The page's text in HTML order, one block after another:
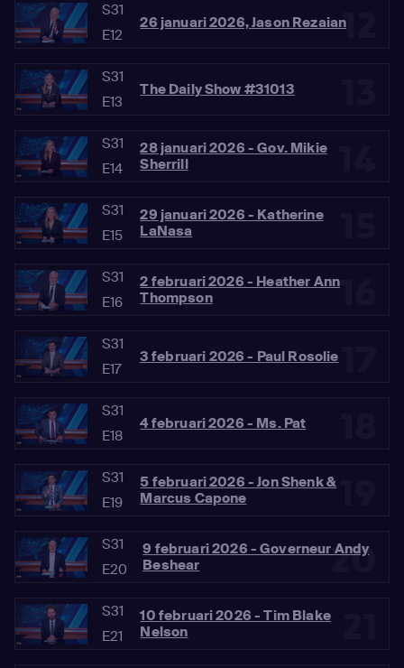
12
S31
E12
26 januari 2026, Jason Rezaian
S31
E13
The Daily Show #31013
S31
E14
28 januari 2026 - Gov. Mikie
Sherrill
S31
E15
29 januari 2026 - Katherine
LaNasa
16
S31
E16
2 februari 2026 - Heather Ann
Thompson
S31
E17
3 februari 2026 - Paul Rosolie
S31
E18
4 februari 2026 - Ms. Pat
S31
E19
5 februari 2026 - Jon Shenk &
Marcus Capone
20
S31
E20
9 februari 2026 - Governeur Andy
Beshear
S31
E21
10 februari 2026 - Tim Blake
Nelson